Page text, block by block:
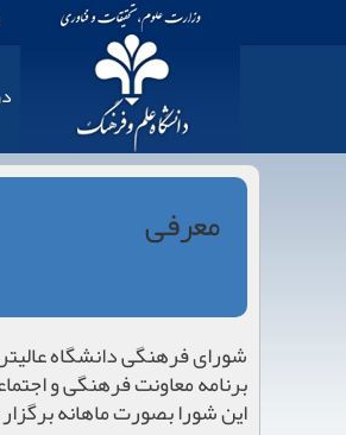
معرفی
شورای فرهنگی دانشگاه
برنامه معاونت فرهنگی و
این شورا بصورت ماهانه